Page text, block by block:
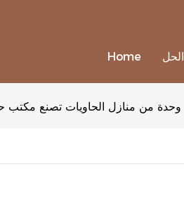
Home الحل
64 وحدة من منازل الحاويات تصنع مكتب